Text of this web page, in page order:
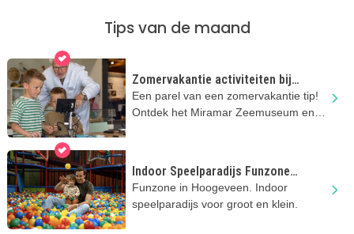
Tips van de maand
Zomervakantie activiteiten bij
Miramar Zeemuseum
Een parel van een zomervakantie tip!
Ontdek het Miramar Zeemuseum en
Indoor Speelparadijs Funzone
Hoogeveen
Funzone in Hoogeveen. Indoor
speelparadijs voor groot en klein.